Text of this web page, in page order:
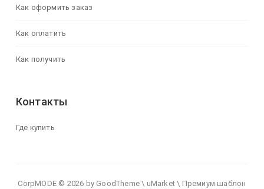
Как оформить заказ
Как оплатить
Как получить
Контакты
Где купить
CorpMODE © 2026 by GoodTheme \ uMarket \ Премиум шаблон